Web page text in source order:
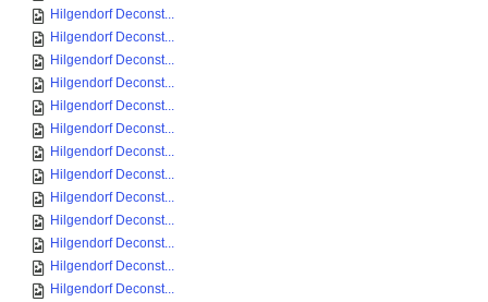
Hilgendorf Deconst...
Hilgendorf Deconst...
Hilgendorf Deconst...
Hilgendorf Deconst...
Hilgendorf Deconst...
Hilgendorf Deconst...
Hilgendorf Deconst...
Hilgendorf Deconst...
Hilgendorf Deconst...
Hilgendorf Deconst...
Hilgendorf Deconst...
Hilgendorf Deconst...
Hilgendorf Deconst...